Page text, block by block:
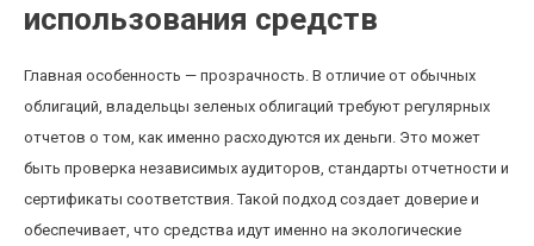
использования средств
Главная особенность — прозрачность. В отличие от обычных
облигаций, владельцы зеленых облигаций требуют регулярных
отчетов о том, как именно расходуются их деньги. Это может
быть проверка независимых аудиторов, стандарты отчетности и
сертификаты соответствия. Такой подход создает доверие и
обеспечивает, что средства идут именно на экологические